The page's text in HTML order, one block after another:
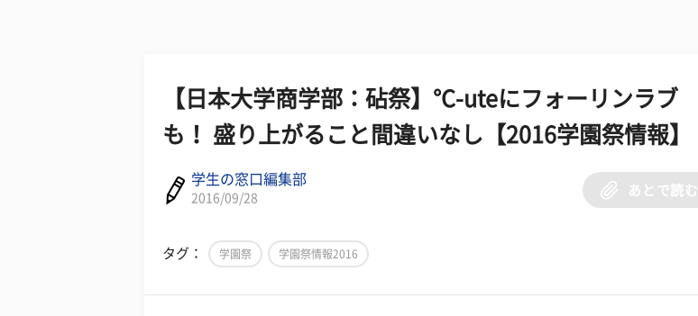
【日本大学商学部：砧祭】°C-uteにフォーリンラブ
も！ 盛り上がること間違いなし【2016学園祭情報】
学生の窓口編集部
2016/09/28
あとで読む
タグ： 学園祭 学園祭情報2016